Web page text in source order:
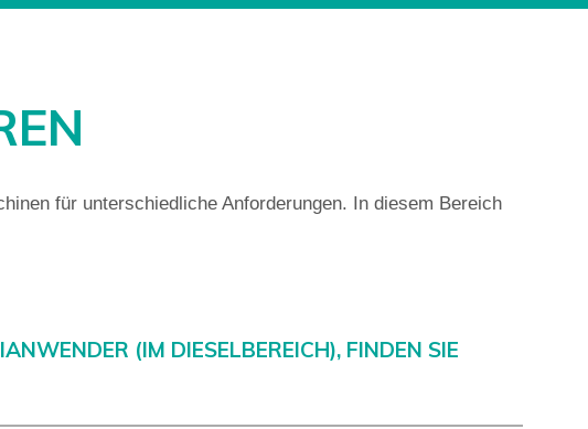
für unterschiedliche Anforderungen. In diesem Bereich
(IM DIESELBEREICH), FINDEN SIE